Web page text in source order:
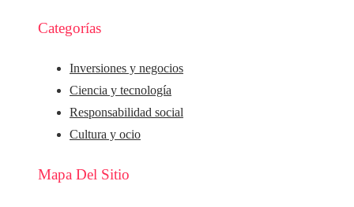
Categorías
Inversiones y negocios
Ciencia y tecnología
Responsabilidad social
Cultura y ocio
Mapa Del Sitio